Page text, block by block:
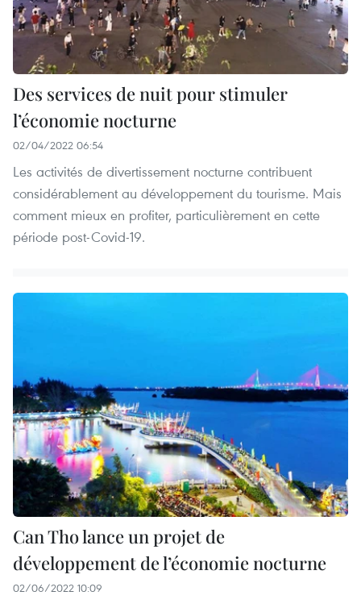
Des services de nuit pour stimuler
l’économie nocturne
02/04/2022 06:54
Les activités de divertissement nocturne contribuent
considérablement au développement du tourisme. Mais
comment mieux en profiter, particulièrement en cette
période post-Covid-19.
Can Tho lance un projet de
développement de l’économie nocturne
02/06/2022 10:09